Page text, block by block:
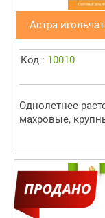
Астра
Код : 10010
Однолетнее
махровые,